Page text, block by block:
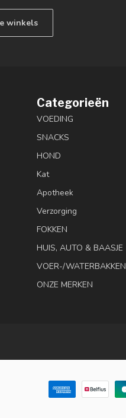
winkels
Categorieën
VOEDING
SNACKS
HOND
Kat
Apotheek
Verzorging
FOKKEN
HUIS, AUTO & BAASJE
VOER-/WATERBAKKEN
ONZE MERKEN